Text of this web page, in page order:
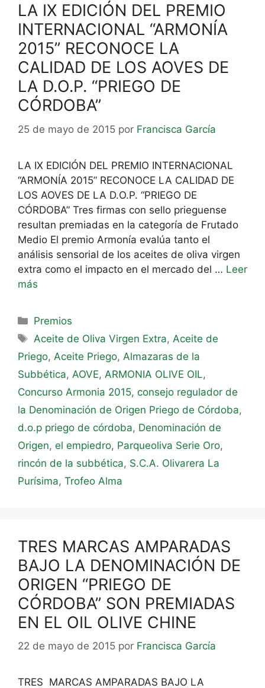
LA IX EDICIÓN DEL PREMIO
INTERNACIONAL “ARMONÍA
2015” RECONOCE LA
CALIDAD DE LOS AOVES DE
LA D.O.P. “PRIEGO DE
CÓRDOBA”
25 de mayo de 2015 por Francisca García
LA IX EDICIÓN DEL PREMIO INTERNACIONAL
“ARMONÍA 2015” RECONOCE LA CALIDAD DE
LOS AOVES DE LA D.O.P. “PRIEGO DE
CÓRDOBA” Tres firmas con sello prieguense
resultan premiadas en la categoría de Frutado
Medio El premio Armonía evalúa tanto el
análisis sensorial de los aceites de oliva virgen
extra como el impacto en el mercado del … Leer
más
Premios
Aceite de Oliva Virgen Extra, Aceite de
Priego, Aceite Priego, Almazaras de la
Subbética, AOVE, ARMONIA OLIVE OIL,
Concurso Armonia 2015, consejo regulador de
la Denominación de Origen Priego de Córdoba,
d.o.p priego de córdoba, Denominación de
Origen, el empiedro, Parqueoliva Serie Oro,
rincón de la subbética, S.C.A. Olivarera La
Purísima, Trofeo Alma
TRES MARCAS AMPARADAS
BAJO LA DENOMINACIÓN DE
ORIGEN “PRIEGO DE
CÓRDOBA” SON PREMIADAS
EN EL OIL OLIVE CHINE
22 de mayo de 2015 por Francisca García
TRES MARCAS AMPARADAS BAJO LA